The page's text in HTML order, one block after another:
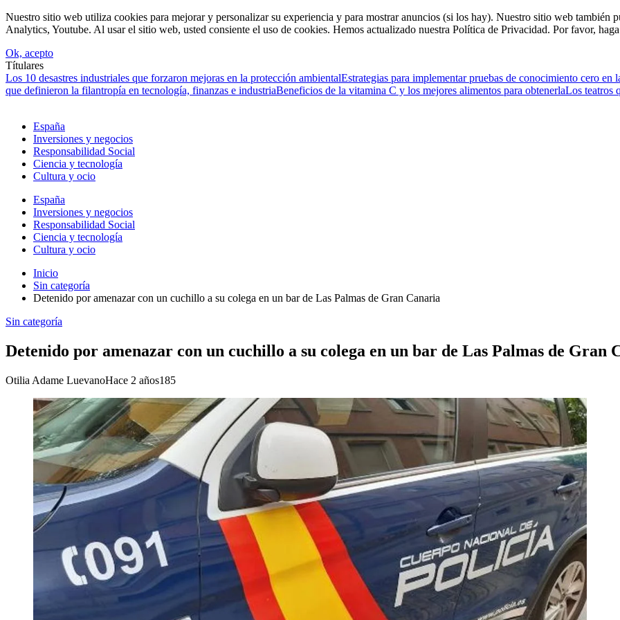
Nuestro sitio web utiliza cookies para mejorar y personalizar su experiencia y para mostrar anuncios (si los hay). Nuestro sitio web también
Analytics, Youtube. Al usar el sitio web, usted consiente el uso de cookies. Hemos actualizado nuestra Política de Privacidad. Por favor,
Ok, acepto
Títulares
Los 10 desastres industriales que forzaron mejoras en la protección ambientalEstrategias para implementar pruebas de conocimiento cero en
que definieron la filantropía en tecnología, finanzas e industriaBeneficios de la vitamina C y los mejores alimentos para obtenerlaLos teatros
España
Inversiones y negocios
Responsabilidad Social
Ciencia y tecnología
Cultura y ocio
España
Inversiones y negocios
Responsabilidad Social
Ciencia y tecnología
Cultura y ocio
Inicio
Sin categoría
Detenido por amenazar con un cuchillo a su colega en un bar de Las Palmas de Gran Canaria
Sin categoría
Detenido por amenazar con un cuchillo a su colega en un bar de Las Palmas de Gran
Otilia Adame LuevanoHace 2 años185